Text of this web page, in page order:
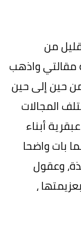
من
مقالتي واذهب
من حين إلى حين
المجالات
أبناء
بات واضحا
وعقول
،